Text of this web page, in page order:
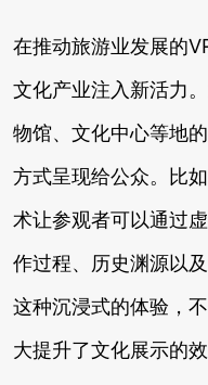
在推动旅游业发展的
文化产业注入新活力
物馆、文化中心等地
方式呈现给公众。比
术让参观者可以通过
作过程、历史渊源以
这种沉浸式的体验，
大提升了文化展示的效